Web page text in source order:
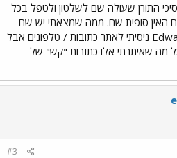
התורן שעולה שם לשלטון ולטפל בכל
האין סופית שם. ממה שמצאתי יש שם
פסיכיאטר בשם Edward Grant ניסיתי לאתר כתובות / טלפונים אבל
מה שאיתרתי אלו כתובות "קש" של
#3